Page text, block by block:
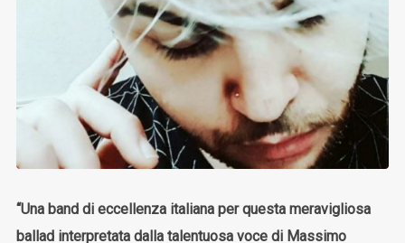
“Una band di eccellenza italiana per questa meravigliosa
ballad interpretata dalla talentuosa voce di Massimo